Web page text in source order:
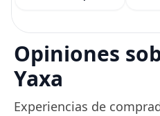
de metal para Mi
Smart Band 6
Opiniones
Yaxa
Experiencias de